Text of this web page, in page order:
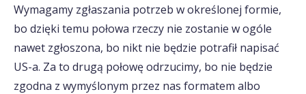
Wymagamy zgłaszania potrzeb w określonej formie,
bo dzięki temu połowa rzeczy nie zostanie w ogóle
nawet zgłoszona, bo nikt nie będzie potrafił napisać
US-a. Za to drugą połowę odrzucimy, bo nie będzie
zgodna z wymyślonym przez nas formatem albo